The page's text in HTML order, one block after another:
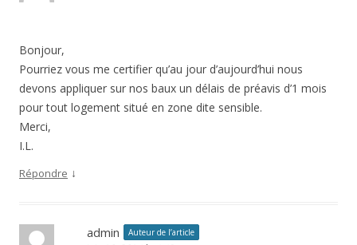
Bonjour,
Pourriez vous me certifier qu’au jour d’aujourd’hui nous
devons appliquer sur nos baux un délais de préavis d’1 mois
pour tout logement situé en zone dite sensible.
Merci,
I.L.
Répondre ↓
admin Auteur de l’article